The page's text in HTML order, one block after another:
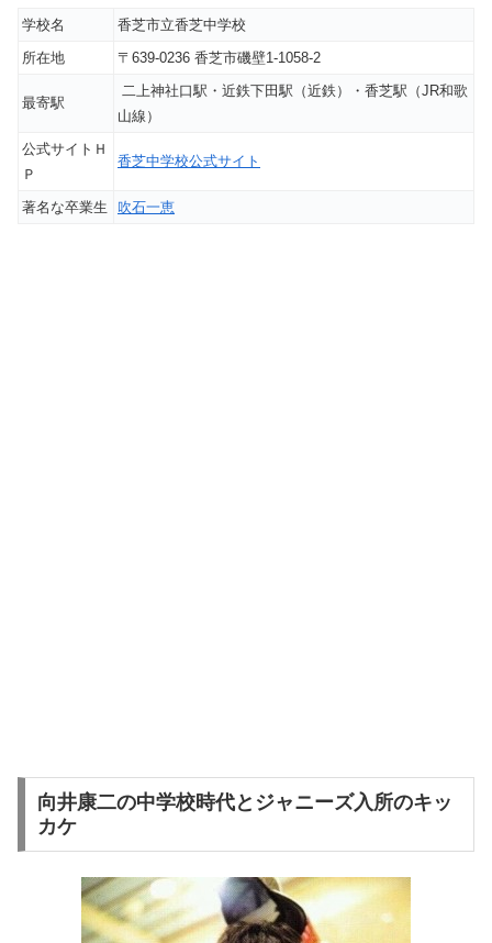
学校名
香芝市立香芝中学校
所在地
〒639-0236 香芝市磯壁1-1058-2
最寄駅
二上神社口駅・近鉄下田駅（近鉄）・香芝駅（JR和歌
山線）
公式サイトＨ
Ｐ
香芝中学校公式サイト
著名な卒業生 吹石一恵
向井康二の中学校時代とジャニーズ入所のキッ
カケ